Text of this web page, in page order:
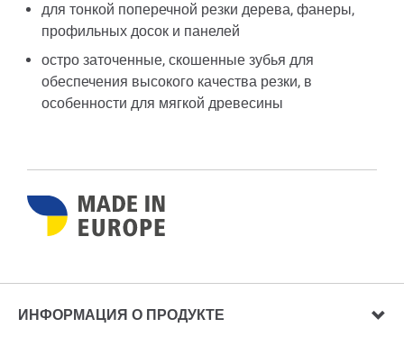
для тонкой поперечной резки дерева, фанеры,
профильных досок и панелей
остро заточенные, скошенные зубья для
обеспечения высокого качества резки, в
особенности для мягкой древесины
ИНФОРМАЦИЯ О ПРОДУКТЕ